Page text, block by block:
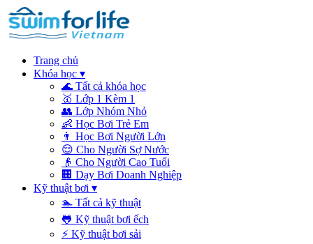
Trang chủ
Khóa học ▾
🌊 Tất cả khóa học
🥇 Lớp 1 Kèm 1
👥 Lớp Nhóm Nhỏ
👶 Học Bơi Trẻ Em
👨 Học Bơi Người Lớn
😌 Cho Người Sợ Nước
👴 Cho Người Cao Tuổi
🏢 Dạy Bơi Doanh Nghiệp
Kỹ thuật bơi ▾
🏊 Tất cả kỹ thuật
🐸 Kỹ thuật bơi ếch
⚡ Kỹ thuật bơi sải